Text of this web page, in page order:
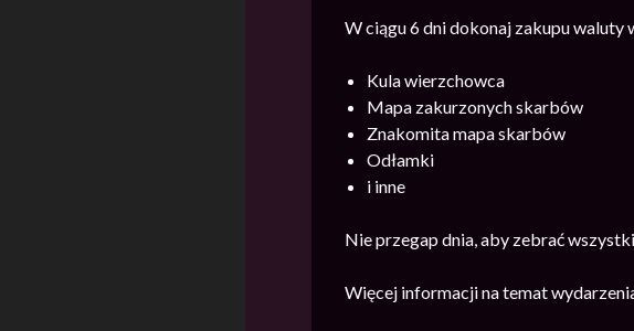
W ciągu 6 dni dokonaj zakupu waluty
Kula wierzchowca
Mapa zakurzonych skarbów
Znakomita mapa skarbów
Odłamki
i inne
Nie przegap dnia, aby zebrać
Więcej informacji na temat